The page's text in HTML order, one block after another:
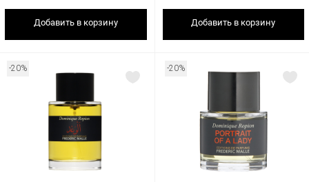
Добавить в корзину Добавить в корзину
-20% -20%